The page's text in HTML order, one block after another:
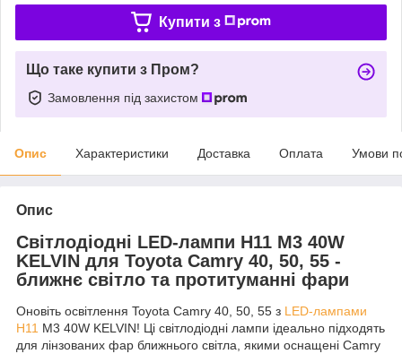
Купити з
Що таке купити з Пром?
Замовлення під захистом
Опис Характеристики Доставка Оплата Умови
Опис
Світлодіодні LED-лампи H11 M3 40W
KELVIN для Toyota Camry 40, 50, 55 -
ближнє світло та протитуманні фари
Оновіть освітлення Toyota Camry 40, 50, 55 з LED-лампами
H11 M3 40W KELVIN! Ці світлодіодні лампи ідеально підходять
для лінзованих фар ближнього світла, якими оснащені Camry